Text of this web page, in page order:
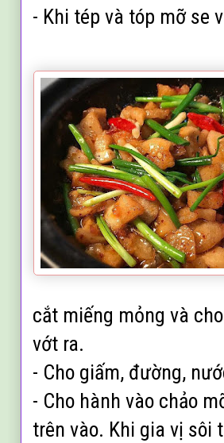
- Khi tép và tóp mỡ se
cắt miếng mỏng và
vớt ra.
- Cho giấm, đường,
- Cho hành vào chảo
trên vào. Khi gia vị sôi